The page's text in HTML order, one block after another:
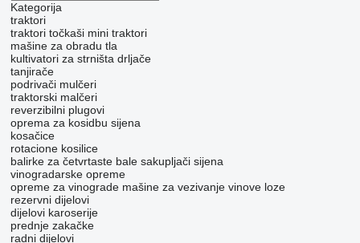
Kategorija
traktori
traktori točkaši mini traktori
mašine za obradu tla
kultivatori za strništa drljače
tanjirače
podrivači mulčeri
traktorski malčeri
reverzibilni plugovi
oprema za kosidbu sijena
kosačice
rotacione kosilice
balirke za četvrtaste bale sakupljači sijena
vinogradarske opreme
opreme za vinograde mašine za vezivanje vinove loze
rezervni dijelovi
dijelovi karoserije
prednje zakačke
radni dijelovi